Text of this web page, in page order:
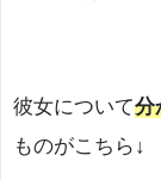
彼女について分
ものがこちら↓